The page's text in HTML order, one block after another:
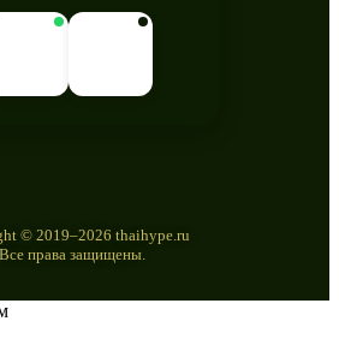
© 2019–2026 thaihype.ru
Все права защищены.